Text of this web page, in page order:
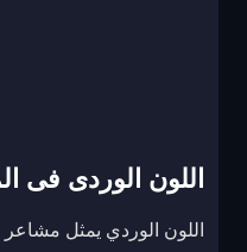
اللون الوردى فى
اللون الوردي يمثل مشاعر